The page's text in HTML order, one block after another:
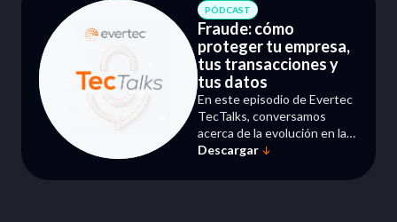
PÓDCAST
Fraude: cómo
proteger tu empresa,
tus transacciones y
tus datos
En este episodio de Evertec
TecTalks, conversamos
acerca de la evolución en las
modalidades de fraude que
de tu organización antes,
Descargar